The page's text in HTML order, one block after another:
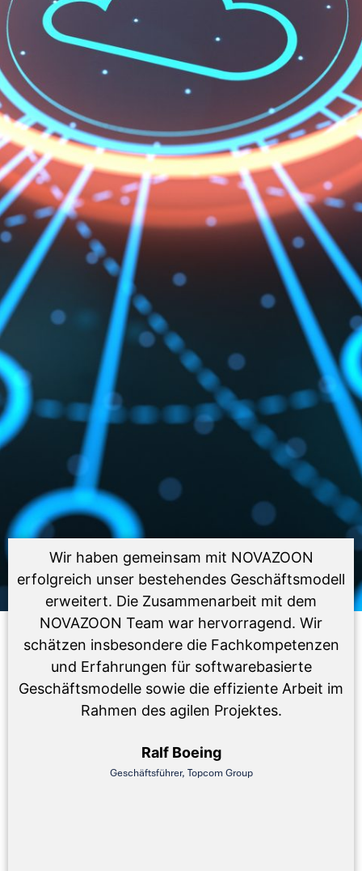
Wir haben gemeinsam mit NOVAZOON
erfolgreich unser bestehendes Geschäftsmodell
erweitert. Die Zusammenarbeit mit dem
NOVAZOON Team war hervorragend. Wir
schätzen insbesondere die Fachkompetenzen
und Erfahrungen für softwarebasierte
Geschäftsmodelle sowie die effiziente Arbeit im
Rahmen des agilen Projektes.
Ralf Boeing
Geschäftsführer, Topcom Group